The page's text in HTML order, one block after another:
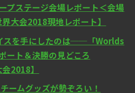
プステージ会場レポート＜会場
大会2018現地レポート】
スを手にしたのは──「Worlds
ート＆決勝の見どころ
2018】
ームグッズが勢ぞろい！